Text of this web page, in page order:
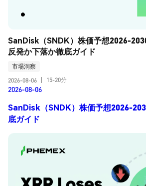
SanDisk（SNDK）株価予想2026-
反発か下落か徹底ガイド
市場洞察
2026-08-06
15-20分
2026-08-06
SanDisk（SNDK）株価予想2026-
底ガイド